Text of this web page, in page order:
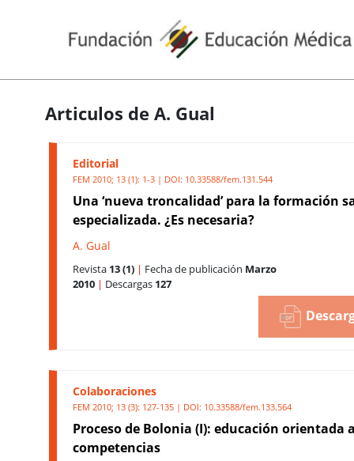
Articulos de A. Gual
Editorial
FEM 2010; 13 (1): 1-3 | DOI: 10.33588/fem.131.544
Una ‘nueva troncalidad’ para la formación
especializada. ¿Es necesaria?
A. Gual
Revista 13 (1) | Fecha de publicación Marzo
2010 | Descargas 127
Colaboraciones
FEM 2010; 13 (3): 127-135 | DOI: 10.33588/fem.133.564
Proceso de Bolonia (I): educación orientada
competencias